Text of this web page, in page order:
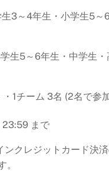
3～4年生・小学生5
生5～6年生・中学生
1チーム 3名 (2名で参
まで
クレジットカード決
。